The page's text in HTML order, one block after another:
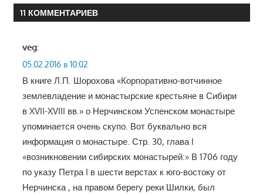
записям
11 КОММЕНТАРИЕВ
veg:
05.02.2016 в 10:02
В книге Л.П. Шорохова «Корпоративно-вотчинное
землевладение и монастырские крестьяне в Сибири
в XVII-XVIII вв.» о Нерчинском Успенском монастыре
упоминается очень скупо. Вот буквально вся
информация о монастыре. Стр. 30, глава I
«возникновении сибирских монастырей:» В 1706 году
по указу Петра I в шести верстах к юго-востоку от
Нерчинска , на правом берегу реки Шилки, был